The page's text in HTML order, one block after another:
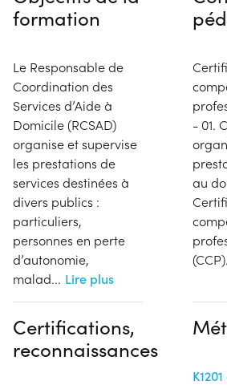
formation
Le Responsable de
Coordination des
Services d’Aide à
Domicile (RCSAD)
organise et supervise
les prestations de
services destinées à
divers publics :
particuliers,
personnes en perte
d’autonomie,
malad... Lire plus
- 01.
au
(CCP)
Certifications,
reconnaissances